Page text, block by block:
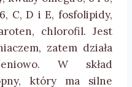
C, D i E, fosfolipidy,
chlorofil. Jest
zatem działa
W skład
który ma silne